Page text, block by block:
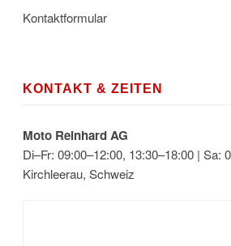
Kontaktformular
KONTAKT & ZEITEN
Moto Reinhard AG
Di–Fr: 09:00–12:00, 13:30–18:00 | Sa:
Kirchleerau, Schweiz